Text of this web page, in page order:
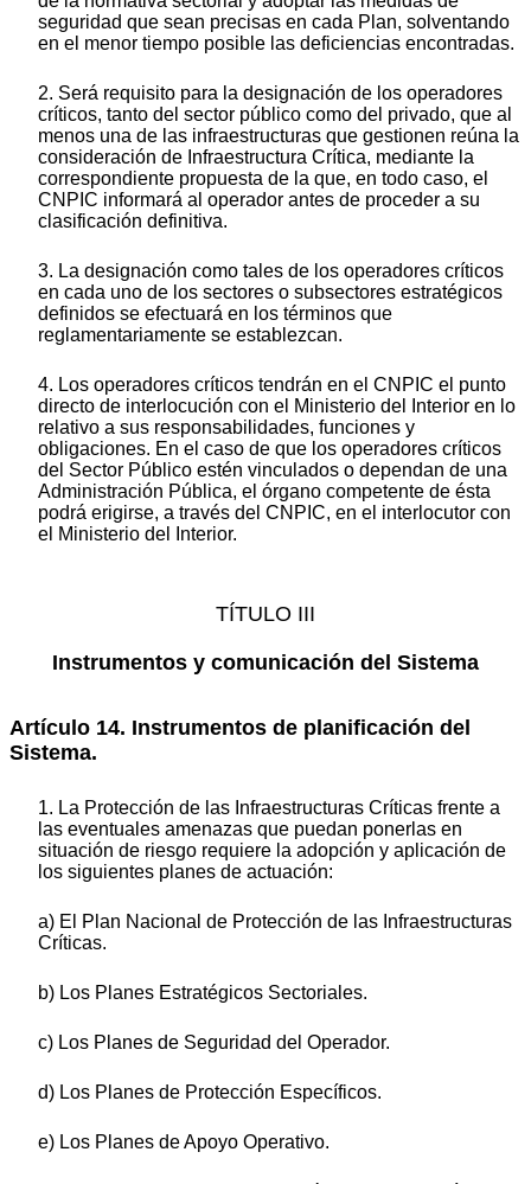
seguridad que sean precisas en cada Plan, solventando
en el menor tiempo posible las deficiencias encontradas.
2. Será requisito para la designación de los operadores
críticos, tanto del sector público como del privado, que al
menos una de las infraestructuras que gestionen reúna la
consideración de Infraestructura Crítica, mediante la
correspondiente propuesta de la que, en todo caso, el
CNPIC informará al operador antes de proceder a su
clasificación definitiva.
3. La designación como tales de los operadores críticos
en cada uno de los sectores o subsectores estratégicos
definidos se efectuará en los términos que
reglamentariamente se establezcan.
4. Los operadores críticos tendrán en el CNPIC el punto
directo de interlocución con el Ministerio del Interior en lo
relativo a sus responsabilidades, funciones y
obligaciones. En el caso de que los operadores críticos
del Sector Público estén vinculados o dependan de una
Administración Pública, el órgano competente de ésta
podrá erigirse, a través del CNPIC, en el interlocutor con
el Ministerio del Interior.
TÍTULO III
Instrumentos y comunicación del Sistema
Artículo 14. Instrumentos de planificación del
Sistema.
1. La Protección de las Infraestructuras Críticas frente a
las eventuales amenazas que puedan ponerlas en
situación de riesgo requiere la adopción y aplicación de
los siguientes planes de actuación:
a) El Plan Nacional de Protección de las Infraestructuras
Críticas.
b) Los Planes Estratégicos Sectoriales.
c) Los Planes de Seguridad del Operador.
d) Los Planes de Protección Específicos.
e) Los Planes de Apoyo Operativo.